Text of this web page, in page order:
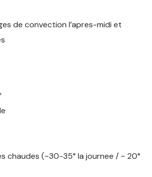
de convection l’apres-midi et
chaudes (~30-35° la journee / ~ 20°